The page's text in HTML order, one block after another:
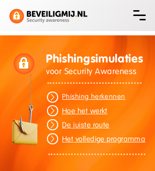
Phishingsimulaties
voor Security Awareness
Phishing herkennen
Hoe het werkt
De juiste route
Het volledige programma